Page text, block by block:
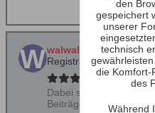
walwal
Registrierter Benutzer
Dabei seit:
Beiträge:
28884
den
gespeichert
unserer
technisch
die Komfort-
des
Während